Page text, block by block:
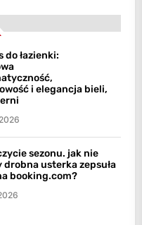
do łazienki:
i elegancja bieli,
sezonu. jak nie
drobna usterka zepsuła
booking.com?